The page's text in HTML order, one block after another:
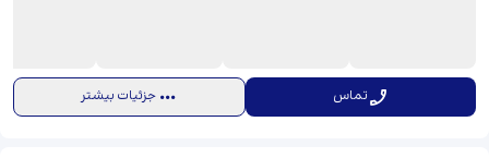
تماس جزئیات بیشتر